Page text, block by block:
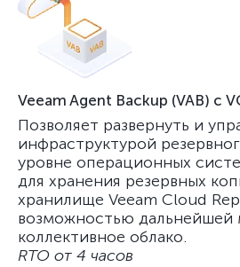
Veeam Agent Backup (VAB) с
Позволяет развернуть и
инфраструктурой
уровне операционных
для хранения резервных
хранилище Veeam Cloud
возможностью дальнейшей
коллективное облако.
RTO от 4 часов